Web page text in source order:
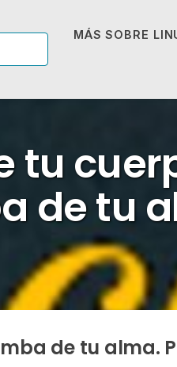
MÁS SOBRE
tu
de tu
de tu alma.